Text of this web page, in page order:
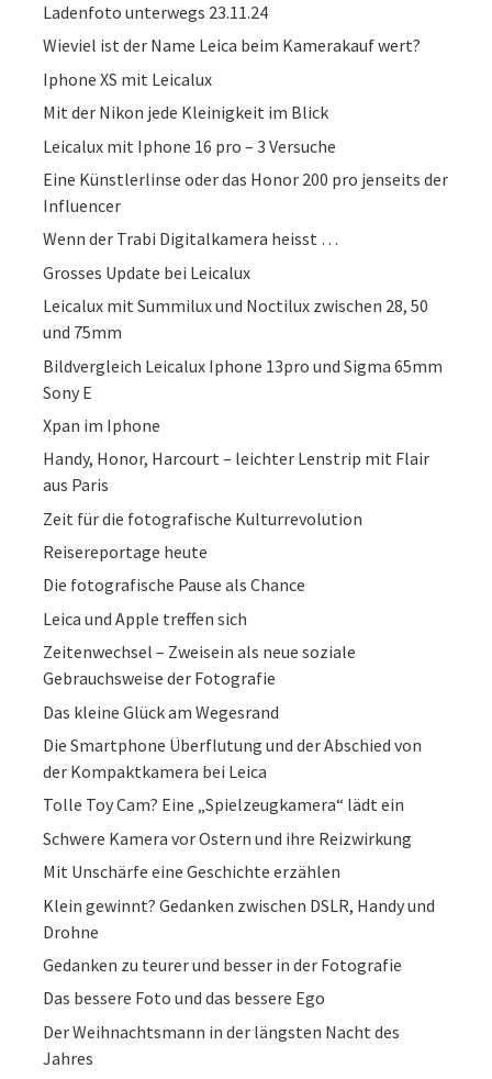
Ladenfoto unterwegs 23.11.24
Wieviel ist der Name Leica beim Kamerakauf wert?
Iphone XS mit Leicalux
Mit der Nikon jede Kleinigkeit im Blick
Leicalux mit Iphone 16 pro – 3 Versuche
Eine Künstlerlinse oder das Honor 200 pro jenseits der
Influencer
Wenn der Trabi Digitalkamera heisst …
Grosses Update bei Leicalux
Leicalux mit Summilux und Noctilux zwischen 28, 50
und 75mm
Bildvergleich Leicalux Iphone 13pro und Sigma 65mm
Sony E
Xpan im Iphone
Handy, Honor, Harcourt – leichter Lenstrip mit Flair
aus Paris
Zeit für die fotografische Kulturrevolution
Reisereportage heute
Die fotografische Pause als Chance
Leica und Apple treffen sich
Zeitenwechsel – Zweisein als neue soziale
Gebrauchsweise der Fotografie
Das kleine Glück am Wegesrand
Die Smartphone Überflutung und der Abschied von
der Kompaktkamera bei Leica
Tolle Toy Cam? Eine „Spielzeugkamera“ lädt ein
Schwere Kamera vor Ostern und ihre Reizwirkung
Mit Unschärfe eine Geschichte erzählen
Klein gewinnt? Gedanken zwischen DSLR, Handy und
Drohne
Gedanken zu teurer und besser in der Fotografie
Das bessere Foto und das bessere Ego
Der Weihnachtsmann in der längsten Nacht des
Jahres